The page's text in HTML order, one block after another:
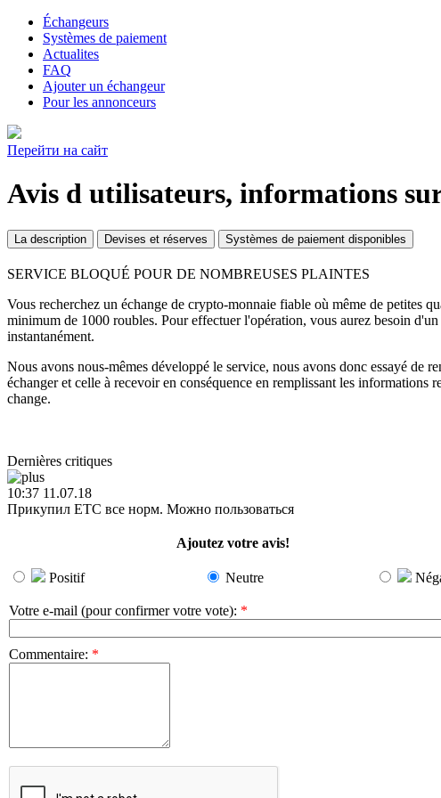
Échangeurs
Systèmes de paiement
Actualites
FAQ
Ajouter un échangeur
Pour les annonceurs
Перейти на сайт
Avis d utilisateurs, informations
La description Devises et réserves Systèmes de paiement disponibles
SERVICE BLOQUÉ POUR DE NOMBREUSES PLAINTES
Vous recherchez un échange de crypto-monnaie fiable où même de petites
minimum de 1000 roubles. Pour effectuer l'opération, vous aurez besoin
instantanément.
Nous avons nous-mêmes développé le service, nous avons donc essayé
échanger et celle à recevoir en conséquence en remplissant les
change.
Dernières critiques
10:37 11.07.18
Прикупил ETC все норм. Можно пользоваться
Ajoutez votre avis!
Positif Neutre
Votre e-mail (pour confirmer votre vote): *
Commentaire: *